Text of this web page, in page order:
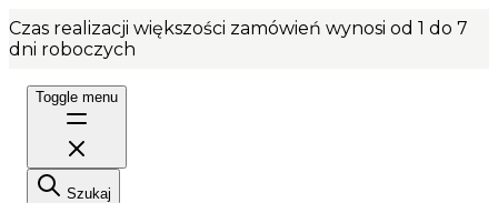
Czas realizacji większości zamówień wynosi od 1 do 7
dni roboczych
Toggle menu
Szukaj